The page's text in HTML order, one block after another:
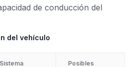
de conducción del
del vehículo
Sistema
Posibles